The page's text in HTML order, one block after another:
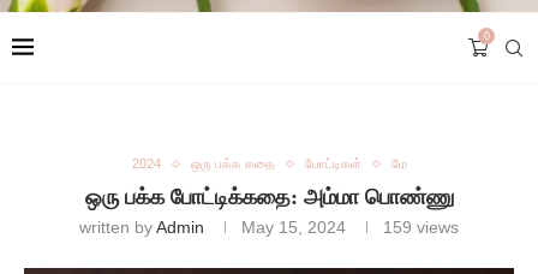
0
2024 ஒரு பக்க கதை போட்டிகள் மே
ஒரு பக்க போட்டிக்கதை: அம்மா பொண்ணு
written byAdmin May 15, 2024 159 views